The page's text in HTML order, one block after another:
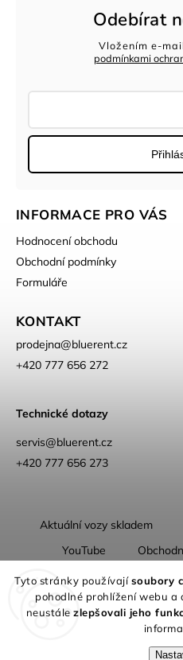
Tyto stránky používajísoubory
pohodlné prohlížení webu a
neustálezlepšovali jeho
Odebírat
Vložením e-
podmínkami
INFORMACE PRO VÁS
Hodnocení obchodu
Obchodní podmínky
Formuláře
KONTAKT
prodejna@bluerent.cz
+420 777 656 272
Technické dotazy
servis@bluerent.cz
+420 777 656 273
Aktuální vozy skladem
YouTube
O